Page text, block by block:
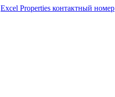
Excel Properties контактный номер